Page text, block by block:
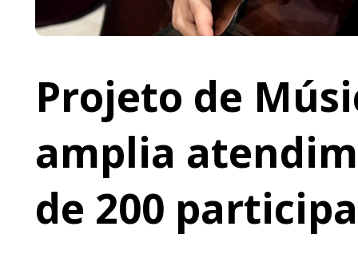
Projeto de
amplia
de 200